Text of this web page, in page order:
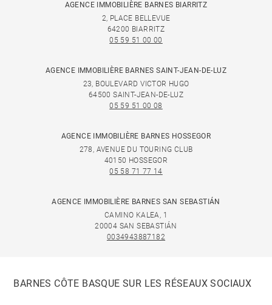
AGENCE IMMOBILIÈRE BARNES BIARRITZ
2, PLACE BELLEVUE
64200 BIARRITZ
05 59 51 00 00
AGENCE IMMOBILIÈRE BARNES SAINT-JEAN-DE-LUZ
23, BOULEVARD VICTOR HUGO
64500 SAINT-JEAN-DE-LUZ
05 59 51 00 08
AGENCE IMMOBILIÈRE BARNES HOSSEGOR
278, AVENUE DU TOURING CLUB
40150 HOSSEGOR
05 58 71 77 14
AGENCE IMMOBILIÈRE BARNES SAN SEBASTIÁN
CAMINO KALEA, 1
20004 SAN SEBASTIÁN
0034943887182
BARNES CÔTE BASQUE SUR LES RÉSEAUX SOCIAUX